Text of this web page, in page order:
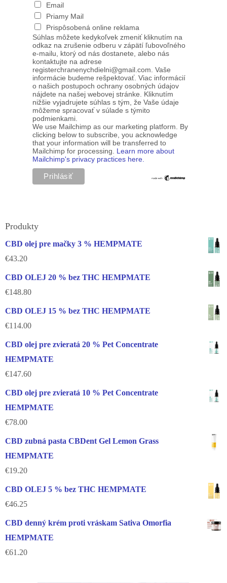
Email
Priamy Mail
Prispôsobená online reklama
Súhlas môžete kedykoľvek zmeniť kliknutím na
odkaz na zrušenie odberu v zápätí ľubovoľného
e-mailu, ktorý od nás dostanete, alebo nás
kontaktujte na adrese
registerchranenychdielni@gmail.com. Vaše
informácie budeme rešpektovať. Viac informácií
o našich postupoch ochrany osobných údajov
nájdete na našej webovej stránke. Kliknutím
nižšie vyjadrujete súhlas s tým, že Vaše údaje
môžeme spracovať v súlade s týmito
podmienkami.
We use Mailchimp as our marketing platform. By
clicking below to subscribe, you acknowledge
that your information will be transferred to
Mailchimp for processing. Learn more about
Mailchimp's privacy practices here.
Produkty
CBD olej pre mačky 3 % HEMPMATE
€43.20
CBD OLEJ 20 % bez THC HEMPMATE
€148.80
CBD OLEJ 15 % bez THC HEMPMATE
€114.00
CBD olej pre zvieratá 20 % Pet Concentrate
HEMPMATE
€147.60
CBD olej pre zvieratá 10 % Pet Concentrate
HEMPMATE
€78.00
CBD zubná pasta CBDent Gel Lemon Grass
HEMPMATE
€19.20
CBD OLEJ 5 % bez THC HEMPMATE
€46.25
CBD denný krém proti vráskam Sativa Omorfia
HEMPMATE
€61.20